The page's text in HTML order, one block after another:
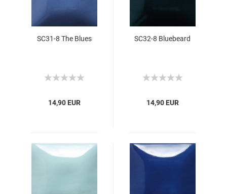
SC31-8 The Blues
14,90 EUR
SC32-8 Bluebeard
14,90 EUR